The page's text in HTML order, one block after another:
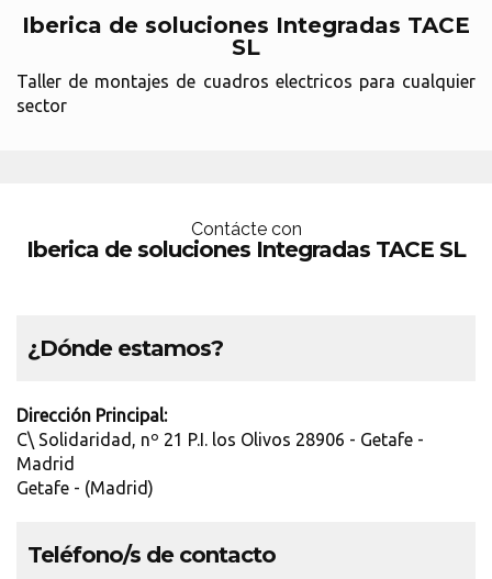
Iberica de soluciones Integradas TACE
SL
Taller de montajes de cuadros electricos para cualquier
sector
Contácte con
Iberica de soluciones Integradas TACE SL
¿Dónde estamos?
Dirección Principal:
C\ Solidaridad, nº 21 P.I. los Olivos 28906 - Getafe -
Madrid
Getafe - (Madrid)
Teléfono/s de contacto